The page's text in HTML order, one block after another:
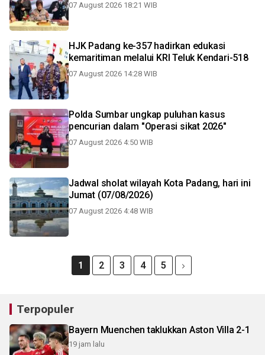
07 August 2026 18:21 WIB
HJK Padang ke-357 hadirkan edukasi
kemaritiman melalui KRI Teluk Kendari-518
07 August 2026 14:28 WIB
Polda Sumbar ungkap puluhan kasus
pencurian dalam "Operasi sikat 2026"
07 August 2026 4:50 WIB
Jadwal sholat wilayah Kota Padang, hari ini
Jumat (07/08/2026)
07 August 2026 4:48 WIB
1 2 3 4 5
Terpopuler
Bayern Muenchen taklukkan Aston Villa 2-1
19 jam lalu